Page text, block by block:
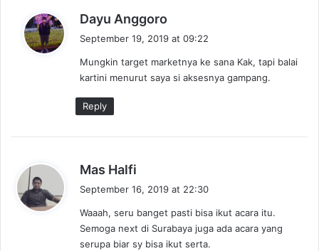
Dayu Anggoro
s
:
September 19, 2019 at 09:22
Mungkin target marketnya ke sana Kak, tapi balai
kartini menurut saya si aksesnya gampang.
Reply
Mas Halfi
a
s
:
September 16, 2019 at 22:30
Waaah, seru banget pasti bisa ikut acara itu.
Semoga next di Surabaya juga ada acara yang
serupa biar sy bisa ikut serta.